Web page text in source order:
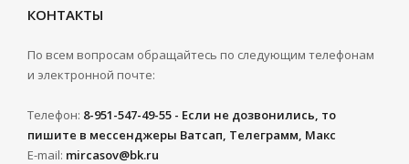
КОНТАКТЫ
По всем вопросам обращайтесь по следующим телефонам
и электронной почте:
Телефон: 8-951-547-49-55 - Если не дозвонились, то
пишите в мессенджеры Ватсап, Телеграмм, Макс
E-mail: mircasov@bk.ru